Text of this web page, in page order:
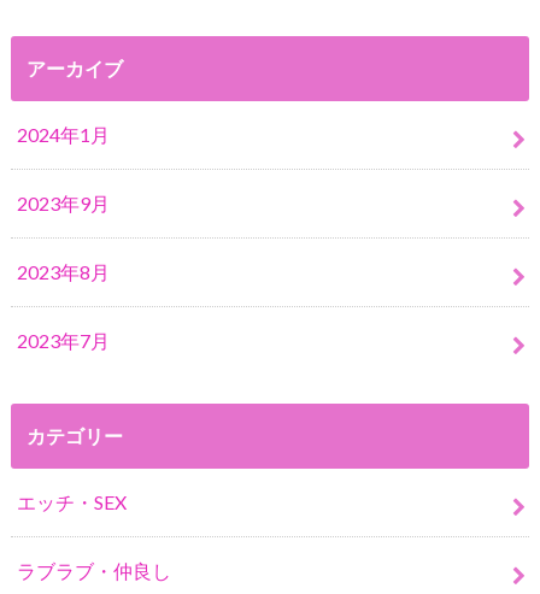
アーカイブ
2024年1月
2023年9月
2023年8月
2023年7月
カテゴリー
エッチ・SEX
ラブラブ・仲良し